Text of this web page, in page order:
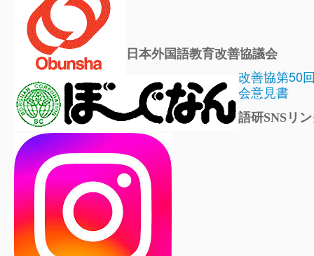
日本外国語教育改善協議会
改善協第50
会意見書
語研SNSリ